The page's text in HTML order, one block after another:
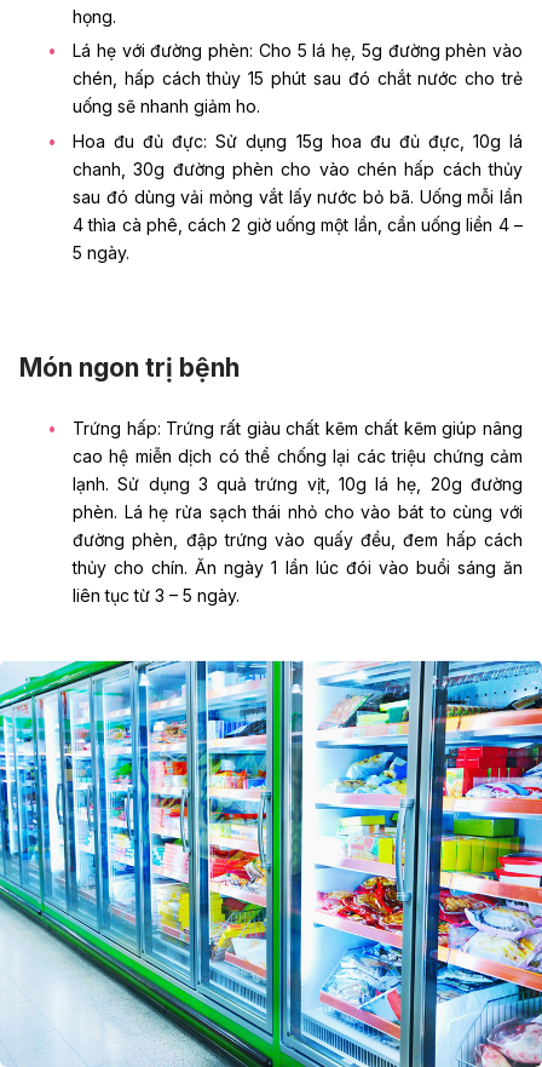
họng.
Lá hẹ với đường phèn: Cho 5 lá hẹ, 5g đường phèn vào
chén, hấp cách thủy 15 phút sau đó chắt nước cho trẻ
uống sẽ nhanh giảm ho.
Hoa đu đủ đực: Sử dụng 15g hoa đu đủ đực, 10g lá
chanh, 30g đường phèn cho vào chén hấp cách thủy
sau đó dùng vải mỏng vắt lấy nước bỏ bã. Uống mỗi lần
4 thìa cà phê, cách 2 giờ uống một lần, cần uống liền 4 –
5 ngày.
Món ngon trị bệnh
Trứng hấp: Trứng rất giàu chất kẽm chất kẽm giúp nâng
cao hệ miễn dịch có thể chống lại các triệu chứng cảm
lạnh. Sử dụng 3 quả trứng vịt, 10g lá hẹ, 20g đường
phèn. Lá hẹ rửa sạch thái nhỏ cho vào bát to cùng với
đường phèn, đập trứng vào quấy đều, đem hấp cách
thủy cho chín. Ăn ngày 1 lần lúc đói vào buổi sáng ăn
liên tục từ 3 – 5 ngày.